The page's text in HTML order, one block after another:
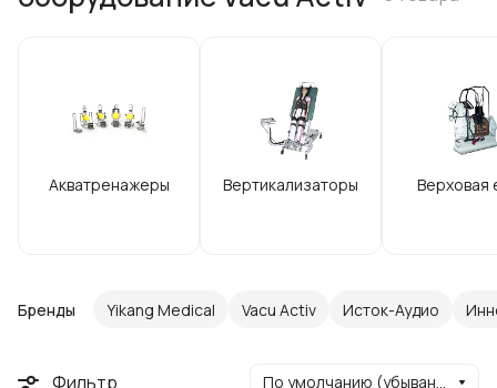
Акватренажеры Вертикализаторы Верховая
Бренды Yikang Medical Vacu Activ Исток-Аудио
Фильтр По умолчанию (убывание)